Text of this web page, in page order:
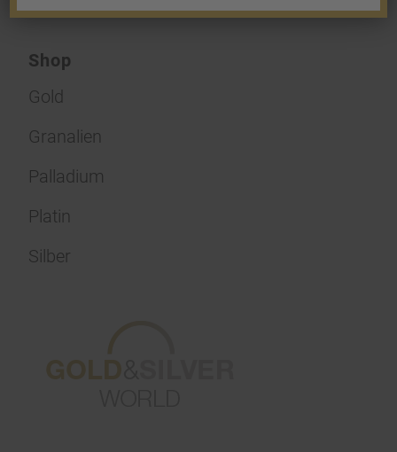
Shop
Gold
Granalien
Palladium
Platin
Silber